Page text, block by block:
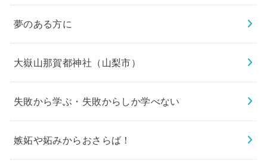
夢のある方に
大嶽山那賀都神社（山梨市）
失敗から学ぶ・失敗からしか学べない
嫉妬や妬みからおさらば！